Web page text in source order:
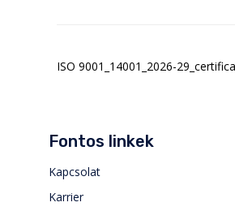
ISO 9001_14001_2026-
Fontos linkek
Kapcsolat
Karrier